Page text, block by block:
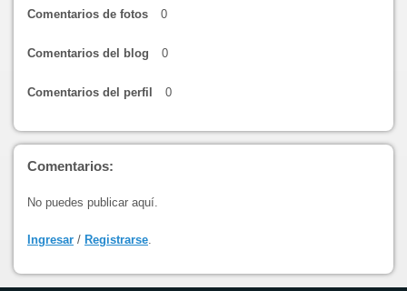
Comentarios de fotos 0
Comentarios del blog 0
Comentarios del perfil 0
Comentarios:
No puedes publicar aquí.
Ingresar / Registrarse.